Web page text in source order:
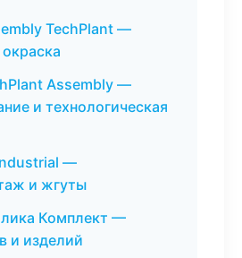
TechPlant —
Assembly —
и технологическая
—
и жгуты
Комплект —
и изделий